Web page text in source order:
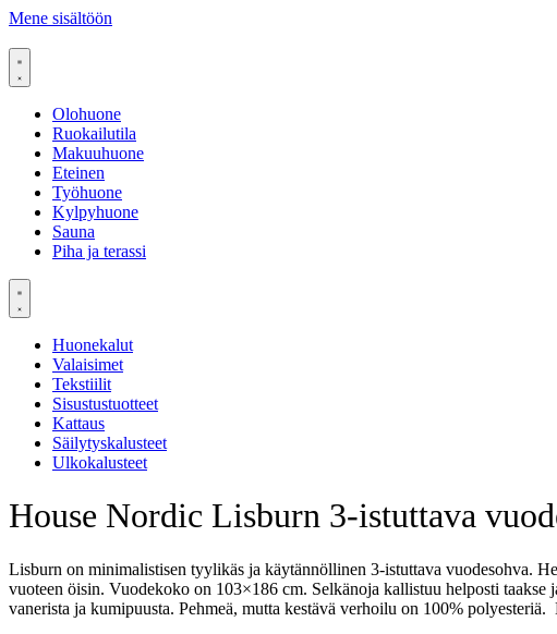
Mene sisältöön
Olohuone
Ruokailutila
Makuuhuone
Eteinen
Työhuone
Kylpyhuone
Sauna
Piha ja terassi
Huonekalut
Valaisimet
Tekstiilit
Sisustustuotteet
Kattaus
Säilytyskalusteet
Ulkokalusteet
House Nordic Lisburn 3-istuttava
Lisburn on minimalistisen tyylikäs ja käytännöllinen 3-istuttava vuodesohva.
vuoteen öisin. Vuodekoko on 103×186 cm. Selkänoja kallistuu helposti
vanerista ja kumipuusta. Pehmeä, mutta kestävä verhoilu on 100%